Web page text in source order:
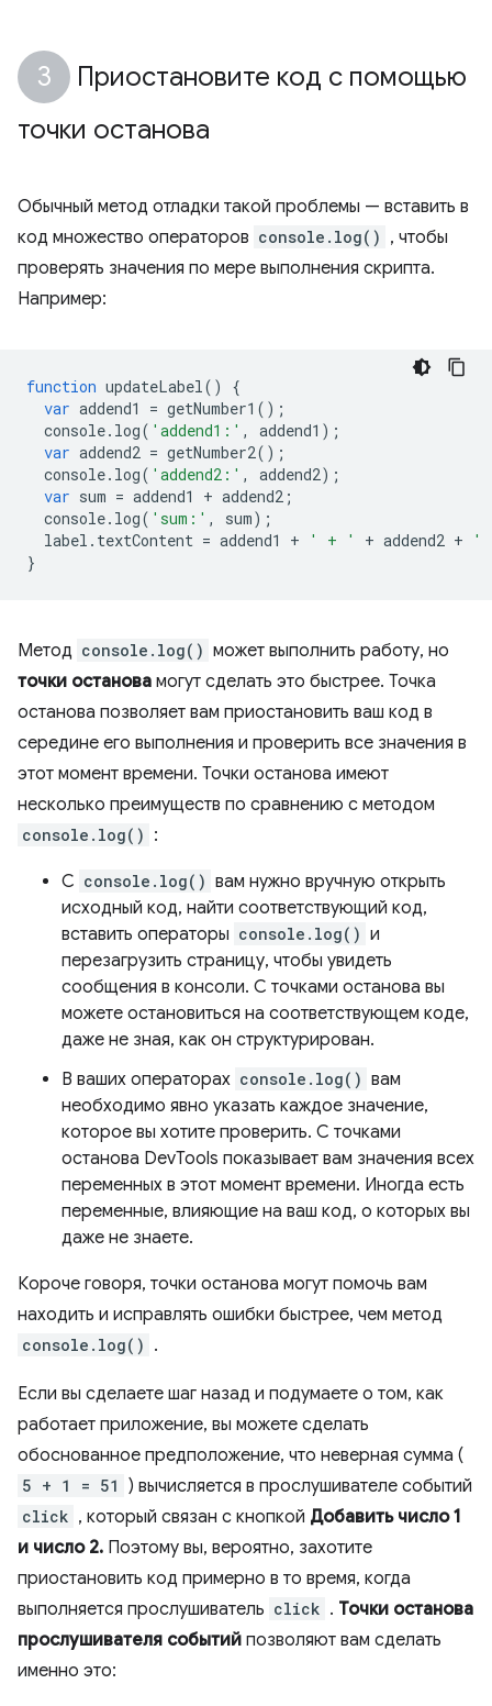
Приостановите код с помощью
точки останова
Обычный метод отладки такой проблемы — вставить в
код множество операторов console.log() , чтобы
проверять значения по мере выполнения скрипта.
Например:
function updateLabel()
{
var addend1 = getNumber1 ();
console. log( 'addend1:' , addend1 );
var addend2 = getNumber2();
console. log( 'addend2:' , addend2);
var sum = addend1 + addend2 ;
console. log( 'sum:' , sum);
label . textContent = addend1 + ' + ' + addend2 +
'
}
Метод console.log() может выполнить работу, но
точки останова могут сделать это быстрее. Точка
останова позволяет вам приостановить ваш код в
середине его выполнения и проверить все значения в
этот момент времени. Точки останова имеют
несколько преимуществ по сравнению с методом
console.log() :
С console.log() вам нужно вручную открыть
исходный код, найти соответствующий код,
вставить операторы console.log() и
перезагрузить страницу, чтобы увидеть
сообщения в консоли. С точками останова вы
можете остановиться на соответствующем коде,
даже не зная, как он структурирован.
В ваших операторах console.log() вам
необходимо явно указать каждое значение,
которое вы хотите проверить. С точками
останова DevTools показывает вам значения всех
переменных в этот момент времени. Иногда есть
переменные, влияющие на ваш код, о которых вы
даже не знаете.
Короче говоря, точки останова могут помочь вам
находить и исправлять ошибки быстрее, чем метод
console.log() .
Если вы сделаете шаг назад и подумаете о том, как
работает приложение, вы можете сделать
обоснованное предположение, что неверная сумма (
5 + 1 = 51 ) вычисляется в прослушивателе событий
click , который связан с кнопкой Добавить число 1
и число 2. Поэтому вы, вероятно, захотите
приостановить код примерно в то время, когда
выполняется прослушиватель click . Точки останова
прослушивателя событий позволяют вам сделать
именно это: